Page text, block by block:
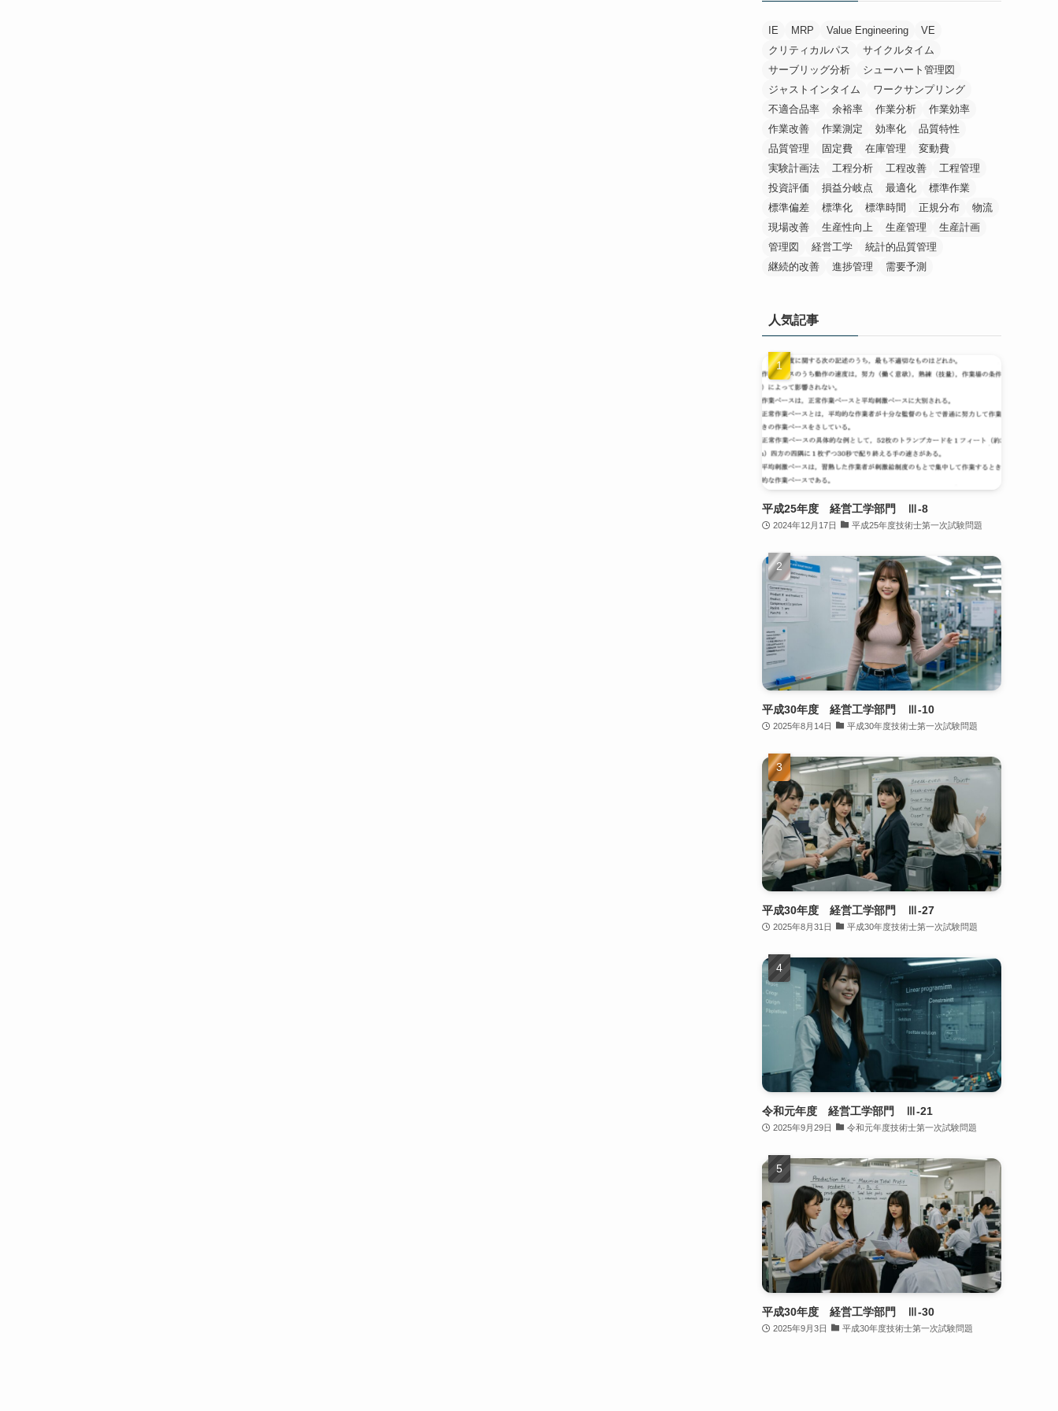
IE MRP Value Engineering
VE
クリティカルパス
サイクルタイム
サーブリッグ分析
シューハート管理図
ジャストインタイム
ワークサンプリング
不適合品率
余裕率 作業分析
作業効率
作業改善
作業測定 効率化
品質特性
品質管理
固定費 在庫管理
変動費
実験計画法
工程分析 工程改善
工程管理
投資評価
損益分岐点 最適化
標準作業
標準偏差
標準化 標準時間 正規分布
物流
現場改善
生産性向上 生産管理
生産計画
管理図
経営工学
統計的品質管理
継続的改善
進捗管理 需要予測
人気記事
平成25年度 経営工学部門 Ⅲ-8
2024年12月17日 平成25年度技術士第一次試験問題
平成30年度 経営工学部門 Ⅲ-10
2025年8月14日 平成30年度技術士第一次試験問題
平成30年度 経営工学部門 Ⅲ-27
2025年8月31日 平成30年度技術士第一次試験問題
令和元年度 経営工学部門 Ⅲ-21
2025年9月29日 令和元年度技術士第一次試験問題
平成30年度 経営工学部門 Ⅲ-30
2025年9月3日 平成30年度技術士第一次試験問題